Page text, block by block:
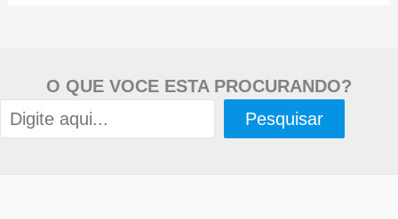
O QUE VOCE ESTA PROCURANDO?
Pesquisar